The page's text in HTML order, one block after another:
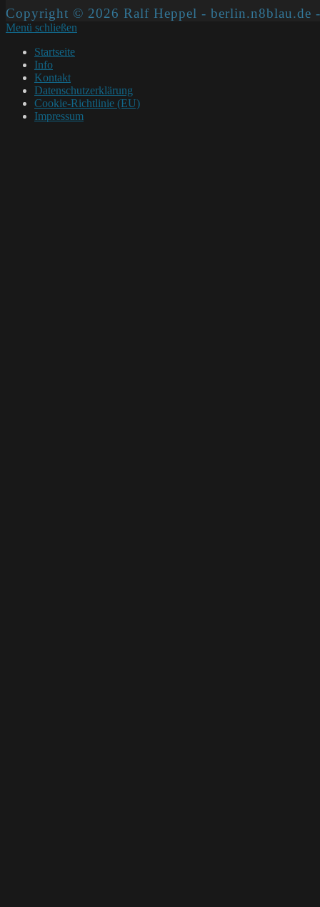
Copyright © 2026 Ralf Heppel - berlin.n8blau.de
Menü schließen
Startseite
Info
Kontakt
Datenschutzerklärung
Cookie-Richtlinie (EU)
Impressum